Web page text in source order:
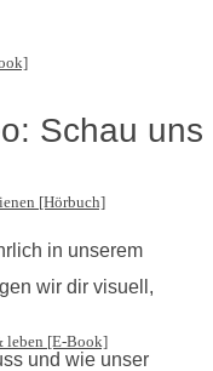
[Hörbuch]
leben [E-Book]
Schau uns
in unserem
wir dir visuell,
und wie unser